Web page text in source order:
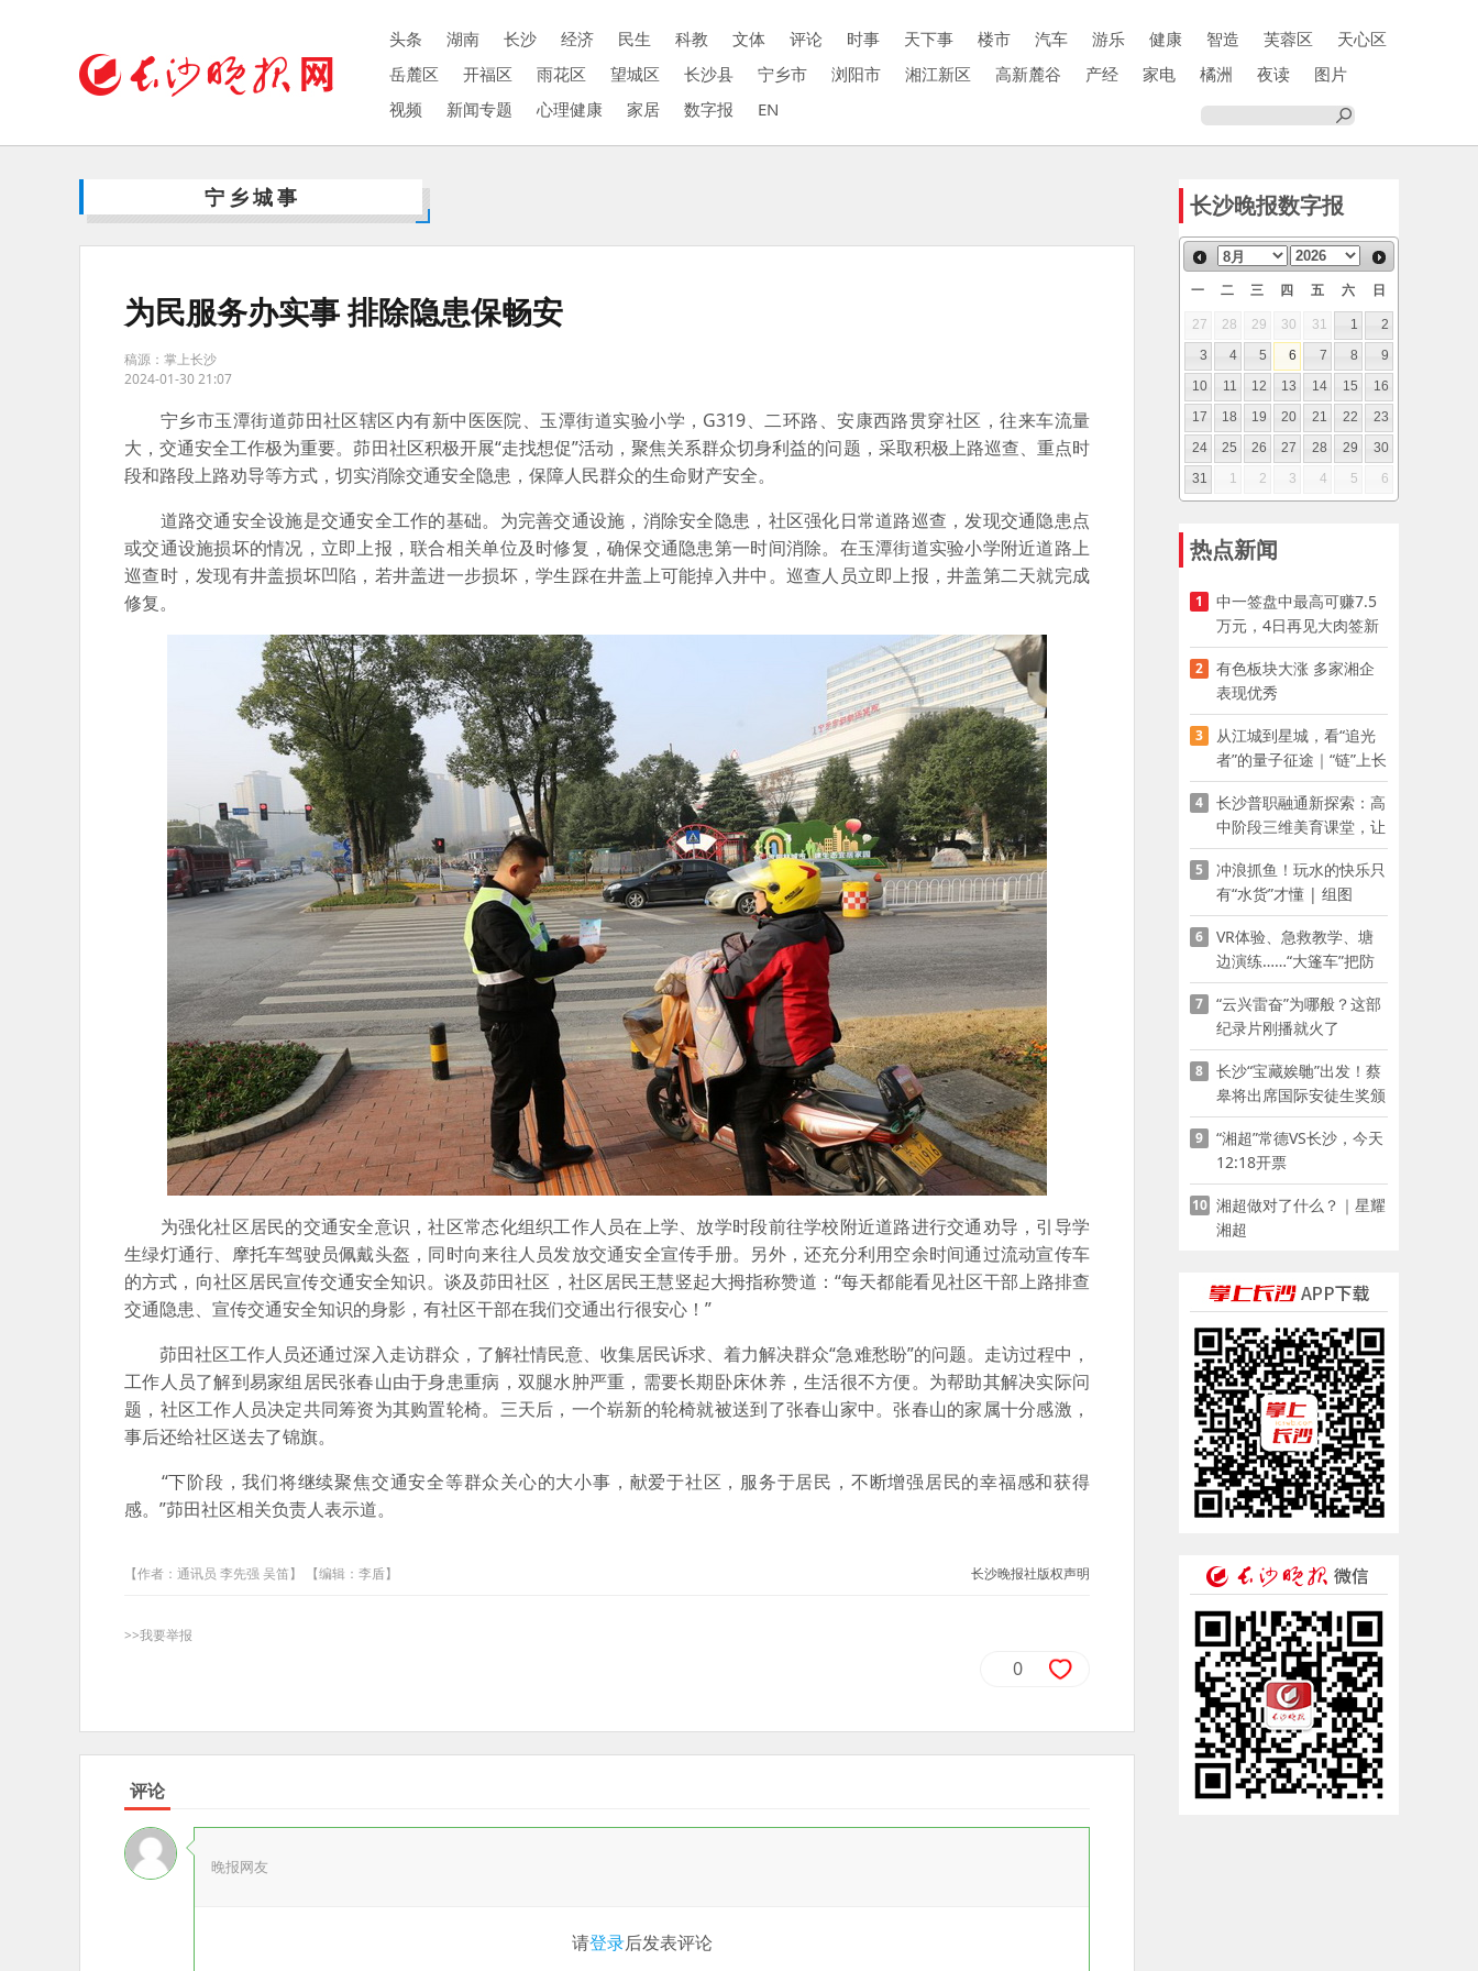
头条 湖南 长沙 经济 民生 科教 文体 评论 时事 天下事 楼市 汽车 游乐 健康 智造 芙蓉区
天心区
岳麓区
开福区 雨花区 望城区 长沙县 宁乡市 浏阳市 湘江新区 高新麓谷 产经 家电 橘洲 夜读
图片
视频
新闻专题 心理健康 家居 数字报 EN
宁乡城事
为民服务办实事 排除隐患保畅安
稿源：掌上长沙
2024-01-30 21:07
宁乡市玉潭街道茆田社区辖区内有新中医医院、玉潭街道实验小学，G319、二环路、安康西路贯穿社区，往来车流量
大，交通安全工作极为重要。茆田社区积极开展“走找想促”活动，聚焦关系群众切身利益的问题，采取积极上路巡查、重点时
段和路段上路劝导等方式，切实消除交通安全隐患，保障人民群众的生命财产安全。
道路交通安全设施是交通安全工作的基础。为完善交通设施，消除安全隐患，社区强化日常道路巡查，发现交通隐患点
或交通设施损坏的情况，立即上报，联合相关单位及时修复，确保交通隐患第一时间消除。在玉潭街道实验小学附近道路上
巡查时，发现有井盖损坏凹陷，若井盖进一步损坏，学生踩在井盖上可能掉入井中。巡查人员立即上报，井盖第二天就完成
修复。
为强化社区居民的交通安全意识，社区常态化组织工作人员在上学、放学时段前往学校附近道路进行交通劝导，引导学
生绿灯通行、摩托车驾驶员佩戴头盔，同时向来往人员发放交通安全宣传手册。另外，还充分利用空余时间通过流动宣传车
的方式，向社区居民宣传交通安全知识。谈及茆田社区，社区居民王慧竖起大拇指称赞道：“每天都能看见社区干部上路排查
交通隐患、宣传交通安全知识的身影，有社区干部在我们交通出行很安心！”
茆田社区工作人员还通过深入走访群众，了解社情民意、收集居民诉求、着力解决群众“急难愁盼”的问题。走访过程中，
工作人员了解到易家组居民张春山由于身患重病，双腿水肿严重，需要长期卧床休养，生活很不方便。为帮助其解决实际问
题，社区工作人员决定共同筹资为其购置轮椅。三天后，一个崭新的轮椅就被送到了张春山家中。张春山的家属十分感激，
事后还给社区送去了锦旗。
“下阶段，我们将继续聚焦交通安全等群众关心的大小事，献爱于社区，服务于居民，不断增强居民的幸福感和获得
感。”茆田社区相关负责人表示道。
【作者：通讯员 李先强 吴笛】 【编辑：李盾】 长沙晚报社版权声明
>>我要举报
0
评论
晚报网友
请登录后发表评论
长沙晚报数字报
一 二 三 四 五 六 日
27 28 29 30 31 1
2
3
4 5 6 7 8
9
10
11 12 13 14 15
16
17
18 19 20 21 22
23
24
25 26 27 28 29
30
31
1 2 3 4 5 6
热点新闻
1
中一签盘中最高可赚7.5
万元，4日再见大肉签新
股
2
有色板块大涨 多家湘企
表现优秀
3
从江城到星城，看“追光
者”的量子征途｜“链”上长
沙 “才”够硬核
4
长沙普职融通新探索：高
中阶段三维美育课堂，让
少年向美而生
5
冲浪抓鱼！玩水的快乐只
有“水货”才懂 | 组图
6
VR体验、急救教学、塘
边演练……“大篷车”把防
溺水课堂搬到乡村青少年
家门口
7
“云兴雷奋”为哪般？这部
纪录片刚播就火了
8
长沙“宝藏娭毑”出发！蔡
皋将出席国际安徒生奖颁
奖典礼并领奖
9
“湘超”常德VS长沙，今天
12:18开票
10 湘超做对了什么？｜星耀
湘超